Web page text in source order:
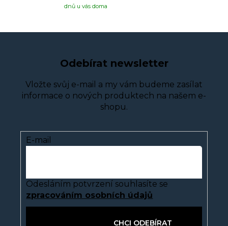
dnů u vás doma
Odebírat newsletter
Vložte svůj e-mail a my vám budeme zasílat
informace o nových produktech na našem e-
shopu.
E-mail
Odesláním potvrzení souhlasíte se
zpracováním osobních údajů